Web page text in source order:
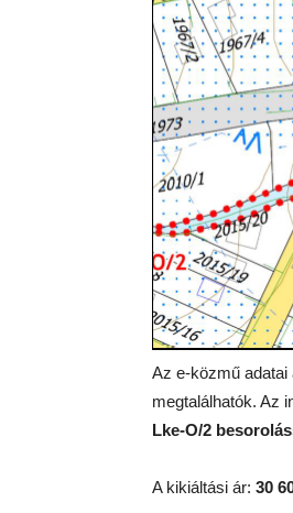
Az e-közmű adatai
megtalálhatók. Az
Lke-O/2
A kikiáltási ár: 30